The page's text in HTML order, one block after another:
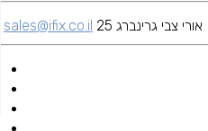
אורי צבי גרינברג 25 sales@ifix.co.il